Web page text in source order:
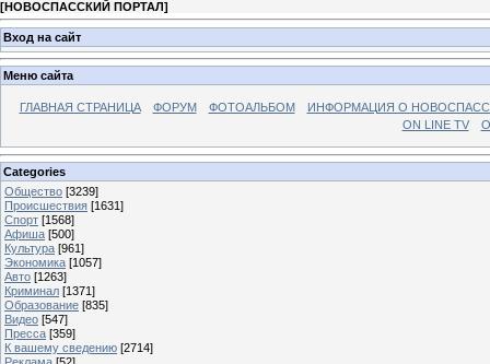
[НОВОСПАССКИЙ ПОРТАЛ]
Вход на сайт
Меню сайта
ГЛАВНАЯ СТРАНИЦА ФОРУМ ФОТОАЛЬБОМ
ИНФОРМАЦИЯ О
ON LINE TV
Categories
Общество [3239]
Происшествия [1631]
Спорт [1568]
Афиша [500]
Культура [961]
Экономика [1057]
Авто [1263]
Криминал [1371]
Образование [835]
Видео [547]
Пресса [359]
К вашему сведению [2714]